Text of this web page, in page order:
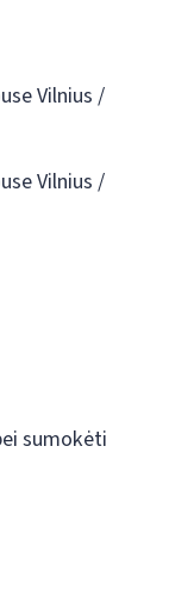
Vilnius /
Vilnius /
sumokėti